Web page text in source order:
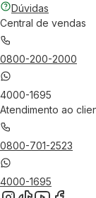
Dúvidas
Central de vendas
0800-200-2000
4000-1695
Atendimento ao
0800-701-2523
4000-1695